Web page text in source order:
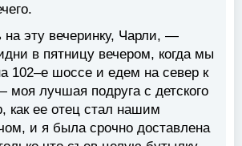
эту вечеринку, Чарли, —
в пятницу вечером, когда мы
102–е шоссе и едем на север к
моя лучшая подруга с детского
как ее отец стал нашим
и я была срочно доставлена